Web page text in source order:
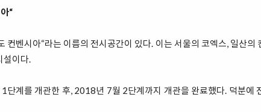
“
컨벤시아“라는 이름의 전시공간이 있다. 이는 서울의 코엑스, 일산의
설이다.
계를 개관한 후, 2018년 7월 2단계까지 개관을 완료했다. 덕분에